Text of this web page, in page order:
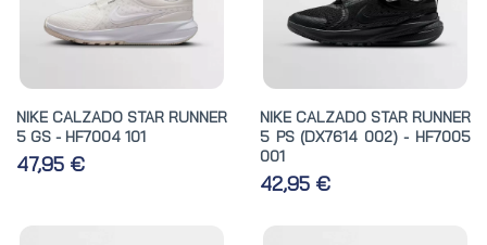
NIKE CALZADO STAR RUNNER
5 GS - HF7004 101
47,95 €
NIKE CALZADO STAR RUNNER
5 PS (DX7614 002) - HF7005
001
42,95 €